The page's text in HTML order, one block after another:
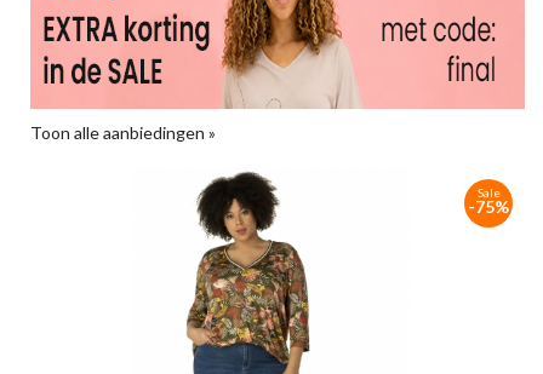
Toon alle aanbiedingen »
Sale
-75%